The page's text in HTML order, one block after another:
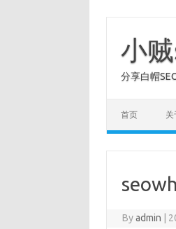
content
小
分享白帽
首页 关
Byadmin